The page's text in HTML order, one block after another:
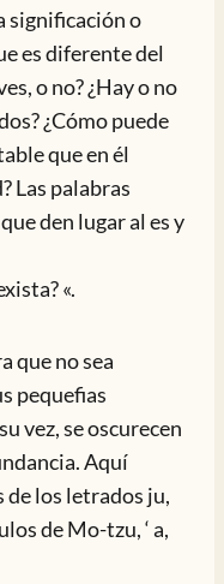
significación o
es diferente del
o no? ¿Hay o no
¿Cómo puede
que en él
Las palabras
den lugar al es y
«.
que no sea
pequefias
vez, se oscurecen
Aquí
de los letrados ju,
de Mo-tzu, ‘ a,